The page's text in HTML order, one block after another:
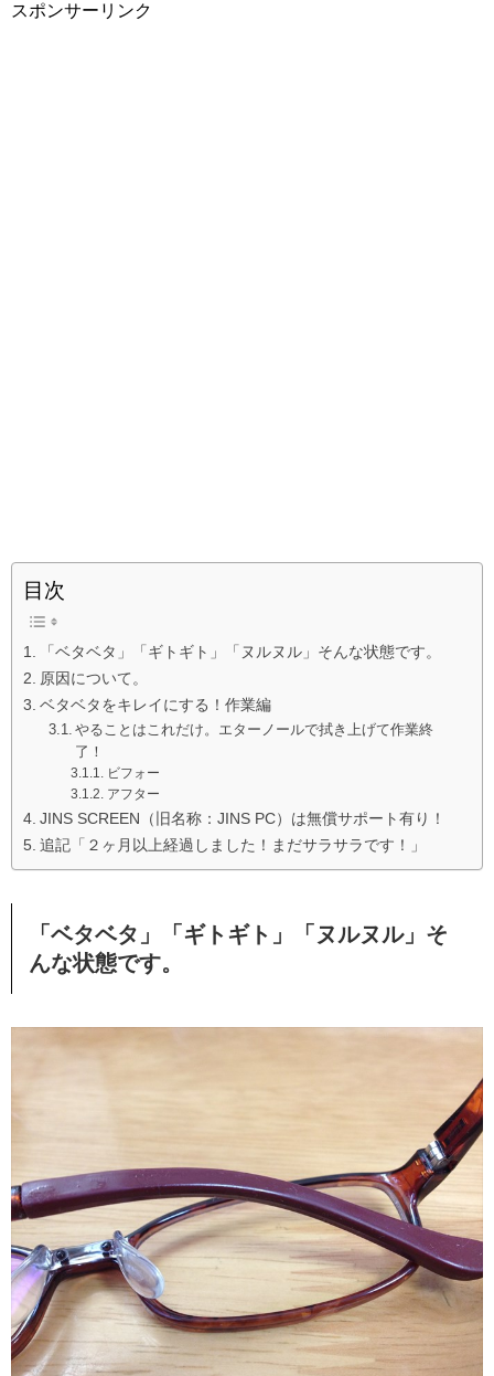
スポンサーリンク
目次
「ベタベタ」「ギトギト」「ヌルヌル」そんな状態です。
原因について。
ベタベタをキレイにする！作業編
やることはこれだけ。エターノールで拭き上げて作業終
了！
ビフォー
アフター
JINS SCREEN（旧名称：JINS PC）は無償サポート有り！
追記「２ヶ月以上経過しました！まだサラサラです！」
「ベタベタ」「ギトギト」「ヌルヌル」そ
んな状態です。